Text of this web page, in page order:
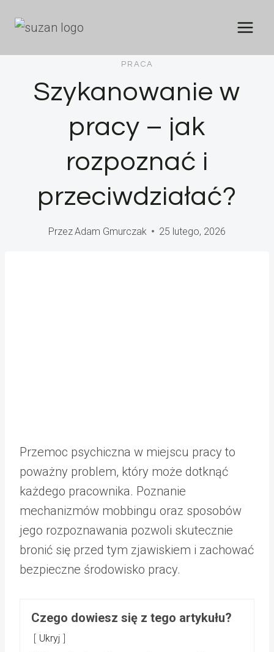
PRACA
Szykanowanie w
pracy – jak
rozpoznać i
przeciwdziałać?
PrzezAdam Gmurczak 25 lutego, 2026
Przemoc psychiczna w miejscu pracy to
poważny problem, który może dotknąć
każdego pracownika. Poznanie
mechanizmów mobbingu oraz sposobów
jego rozpoznawania pozwoli skutecznie
bronić się przed tym zjawiskiem i zachować
bezpieczne środowisko pracy.
Czego dowiesz się z tego artykułu?
Ukryj